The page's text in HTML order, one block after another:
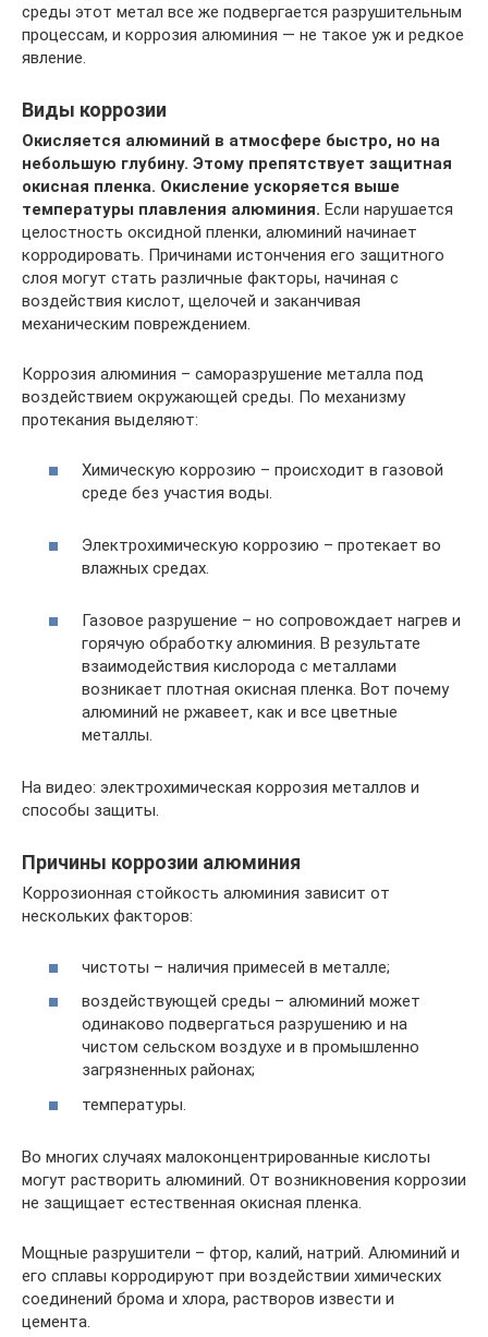
среды этот метал все же подвергается разрушительным
процессам, и коррозия алюминия — не такое уж и редкое
явление.
Виды коррозии
Окисляется алюминий в атмосфере быстро, но на
небольшую глубину. Этому препятствует защитная
окисная пленка. Окисление ускоряется выше
температуры плавления алюминия. Если нарушается
целостность оксидной пленки, алюминий начинает
корродировать. Причинами истончения его защитного
слоя могут стать различные факторы, начиная с
воздействия кислот, щелочей и заканчивая
механическим повреждением.
Коррозия алюминия – саморазрушение металла под
воздействием окружающей среды. По механизму
протекания выделяют:
Химическую коррозию – происходит в газовой
среде без участия воды.
Электрохимическую коррозию – протекает во
влажных средах.
Газовое разрушение – но сопровождает нагрев и
горячую обработку алюминия. В результате
взаимодействия кислорода с металлами
возникает плотная окисная пленка. Вот почему
алюминий не ржавеет, как и все цветные
металлы.
На видео: электрохимическая коррозия металлов и
способы защиты.
Причины коррозии алюминия
Коррозионная стойкость алюминия зависит от
нескольких факторов:
чистоты – наличия примесей в металле;
воздействующей среды – алюминий может
одинаково подвергаться разрушению и на
чистом сельском воздухе и в промышленно
загрязненных районах;
температуры.
Во многих случаях малоконцентрированные кислоты
могут растворить алюминий. От возникновения коррозии
не защищает естественная окисная пленка.
Мощные разрушители – фтор, калий, натрий. Алюминий и
его сплавы корродируют при воздействии химических
соединений брома и хлора, растворов извести и
цемента.